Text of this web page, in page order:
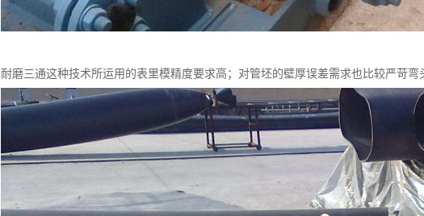
耐磨三通这种技术所运用的表里模精度要求高；对管坯的壁厚误差需求也比较严苛弯